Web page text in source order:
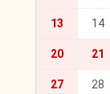
13 14
20 21
27 28